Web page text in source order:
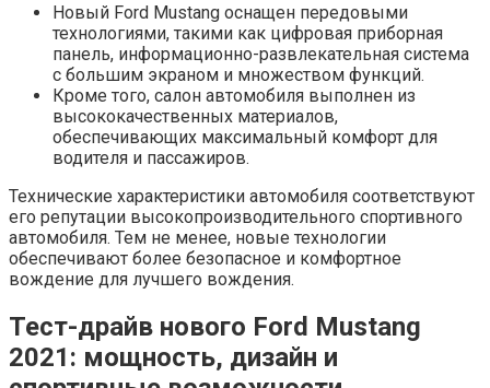
Новый Ford Mustang оснащен передовыми
технологиями, такими как цифровая приборная
панель, информационно-развлекательная система
с большим экраном и множеством функций.
Кроме того, салон автомобиля выполнен из
высококачественных материалов,
обеспечивающих максимальный комфорт для
водителя и пассажиров.
Технические характеристики автомобиля соответствуют
его репутации высокопроизводительного спортивного
автомобиля. Тем не менее, новые технологии
обеспечивают более безопасное и комфортное
вождение для лучшего вождения.
Тест-драйв нового Ford Mustang
2021: мощность, дизайн и